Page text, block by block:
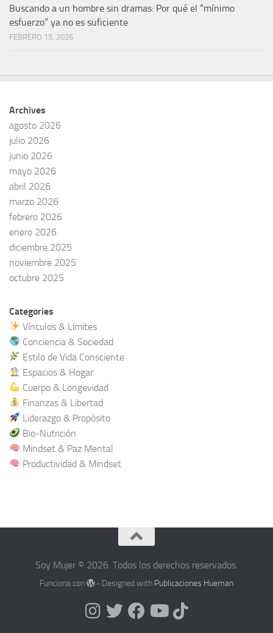
Buscando a un hombre sin dramas: Por qué el “mínimo
esfuerzo” ya no es suficiente
FEBRERO 15, 2026
Archives
agosto 2026
julio 2026
junio 2026
mayo 2026
abril 2026
marzo 2026
febrero 2026
enero 2026
diciembre 2025
noviembre 2025
octubre 2025
Categories
Vínculos & Límites
Conciencia & Sociedad
Estilo de Vida Consciente
Espacios & Hogar
Cuerpo & Longevidad
Finanzas & Libertad
Liderazgo & Propósito
Bio-Nutrición
Mindset & Paz Mental
Productividad & Mindset
Soy Mujer © 2026. Todos los derechos reservados.
Funciona con - Designed with Publicaciones Hueman